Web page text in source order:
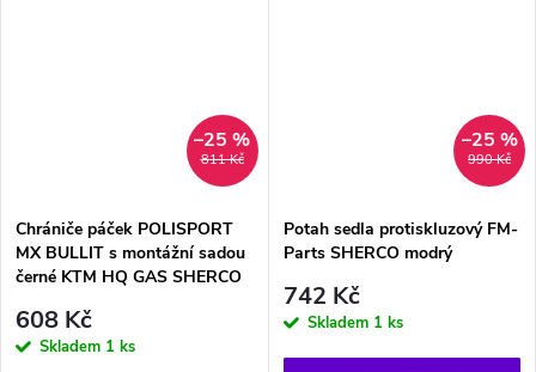
811 Kč
–25 %
Chrániče páček POLISPORT
MX BULLIT s montážní sadou
černé KTM HQ GAS SHERCO
608 Kč
Skladem 1 ks
990 Kč
–25 %
Potah sedla protiskluzový FM-
Parts SHERCO modrý
742 Kč
Skladem 1 ks